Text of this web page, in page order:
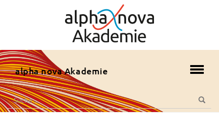
zur
Fusszeile
zur
Suche
alpha nova Akademie
Suche
nach: